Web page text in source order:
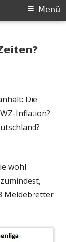
Menü
Die
Inflation?
wohl
Meldebretter